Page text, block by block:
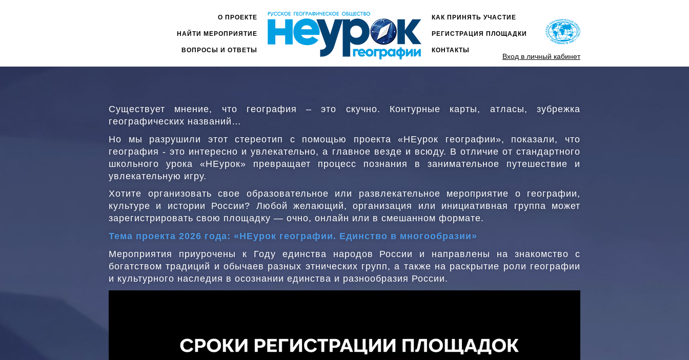
Вход в личный кабинет
О ПРОЕКТЕ
НАЙТИ МЕРОПРИЯТИЕ
ВОПРОСЫ И ОТВЕТЫ
МЕНЮ
2
КАК ПРИНЯТЬ УЧАСТИЕ
РЕГИСТРАЦИЯ ПЛОЩАДКИ
КОНТАКТЫ
Существует мнение, что география – это скучно. Контурные карты, атласы, зубрежка
географических названий…
Но мы разрушили этот стереотип с помощью проекта «НЕурок географии», показали, что
география - это интересно и увлекательно, а главное везде и всюду. В отличие от стандартного
школьного урока «НЕурок» превращает процесс познания в занимательное путешествие и
увлекательную игру.
Хотите организовать свое образовательное или развлекательное мероприятие о географии,
культуре и истории России? Любой желающий, организация или инициативная группа может
зарегистрировать свою площадку — очно, онлайн или в смешанном формате.
Тема проекта 2026 года: «НЕурок географии. Единство в многообразии»
Мероприятия приурочены к Году единства народов России и направлены на знакомство с
богатством традиций и обычаев разных этнических групп, а также на раскрытие роли географии
и культурного наследия в осознании единства и разнообразия России.